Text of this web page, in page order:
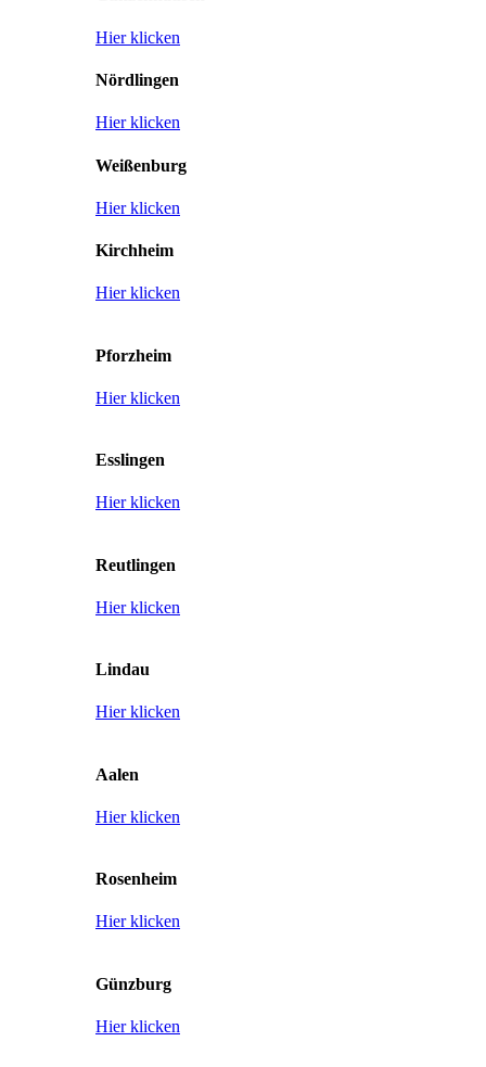
Hier klicken
Nördlingen
Hier klicken
Weißenburg
Hier klicken
Kirchheim
Hier klicken
Pforzheim
Hier klicken
Esslingen
Hier klicken
Reutlingen
Hier klicken
Lindau
Hier klicken
Aalen
Hier klicken
Rosenheim
Hier klicken
Günzburg
Hier klicken